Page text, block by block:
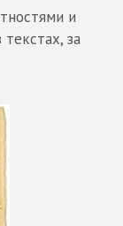
и
за